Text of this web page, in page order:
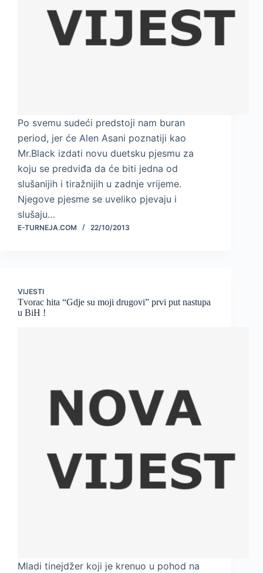
Po svemu sudeći predstoji nam buran
period, jer će Alen Asani poznatiji kao
Mr.Black izdati novu duetsku pjesmu za
koju se predviđa da će biti jedna od
slušanijih i tiražnijih u zadnje vrijeme.
Njegove pjesme se uveliko pjevaju i
slušaju…
E-TURNEJA.COM 22/10/2013
VIJESTI
Tvorac hita “Gdje su moji drugovi” prvi put nastupa
u BiH !
Mladi tinejdžer koji je krenuo u pohod na